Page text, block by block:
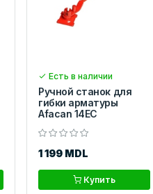
Есть в наличии
Ручной станок для
гибки арматуры
Afacan 14EC
1 199 MDL
Купить